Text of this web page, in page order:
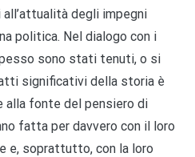
degli impegni
politica. Nel dialogo con i
sono stati tenuti, o si
significativi della storia è
alla fonte del pensiero di
fatta per davvero con il loro
e, soprattutto, con la loro